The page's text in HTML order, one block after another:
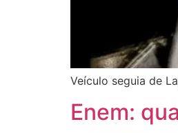
Veículo seguia de
Enem: